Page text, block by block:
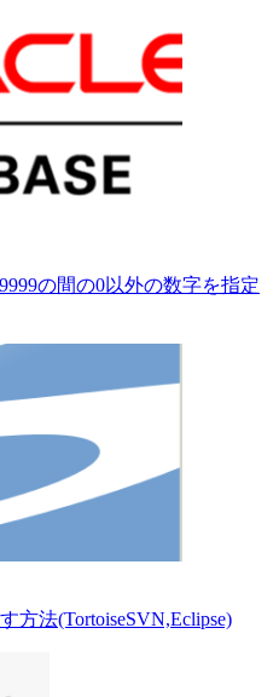
の間の0以外の数字を指定
方法(TortoiseSVN,Eclipse)